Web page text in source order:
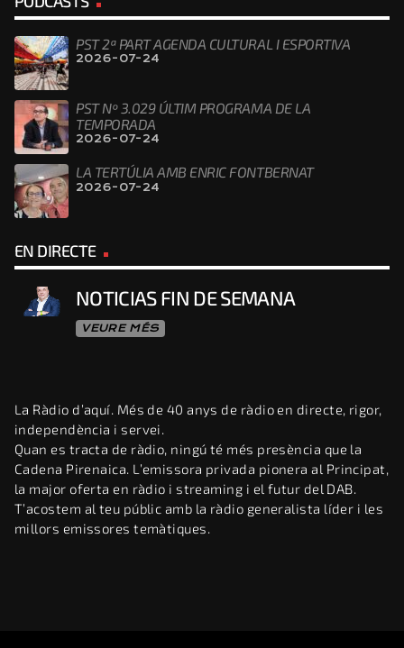
PST 2ª PART AGENDA CULTURAL I ESPORTIVA
2026-07-24
PST Nº 3.029 ÚLTIM PROGRAMA DE LA
TEMPORADA
2026-07-24
LA TERTÚLIA AMB ENRIC FONTBERNAT
2026-07-24
EN DIRECTE
NOTICIAS FIN DE SEMANA
VEURE MÉS
La Ràdio d’aquí. Més de 40 anys de ràdio en directe, rigor,
independència i servei.
Quan es tracta de ràdio, ningú té més presència que la
Cadena Pirenaica. L’emissora privada pionera al Principat,
la major oferta en ràdio i streaming i el futur del DAB.
T’acostem al teu públic amb la ràdio generalista líder i les
millors emissores temàtiques.